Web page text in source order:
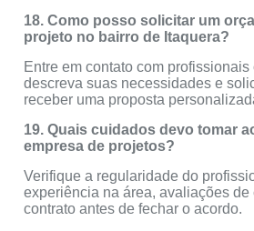
18. Como posso solicitar um
projeto no bairro de Itaquera?
Entre em contato com
descreva suas necessidades e
receber uma proposta
19. Quais cuidados devo tomar
empresa de projetos?
Verifique a regularidade do
experiência na área, avaliações
contrato antes de fechar o acordo.